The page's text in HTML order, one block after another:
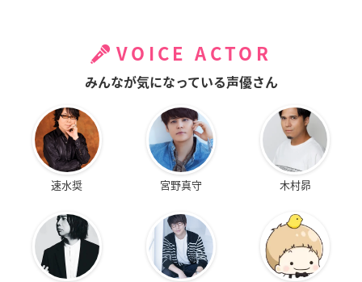
VOICE ACTOR
みんなが気になっている声優さん
速水奨 宮野真守 木村昴